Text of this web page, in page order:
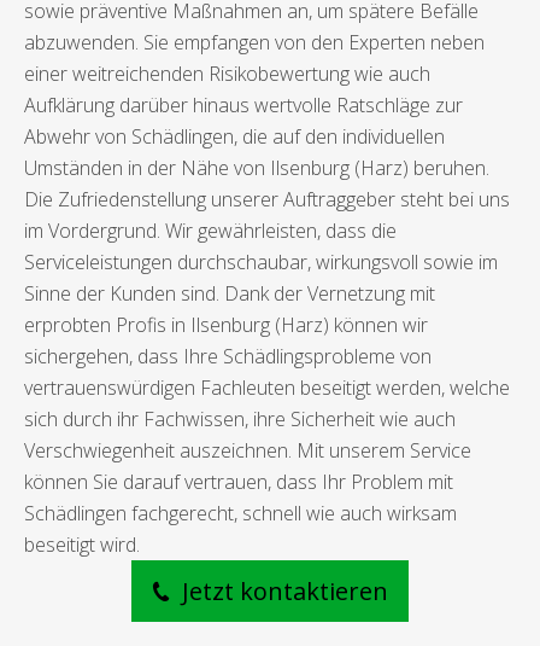
sowie präventive Maßnahmen an, um spätere Befälle
abzuwenden. Sie empfangen von den Experten neben
einer weitreichenden Risikobewertung wie auch
Aufklärung darüber hinaus wertvolle Ratschläge zur
Abwehr von Schädlingen, die auf den individuellen
Umständen in der Nähe von Ilsenburg (Harz) beruhen.
Die Zufriedenstellung unserer Auftraggeber steht bei uns
im Vordergrund. Wir gewährleisten, dass die
Serviceleistungen durchschaubar, wirkungsvoll sowie im
Sinne der Kunden sind. Dank der Vernetzung mit
erprobten Profis in Ilsenburg (Harz) können wir
sichergehen, dass Ihre Schädlingsprobleme von
vertrauenswürdigen Fachleuten beseitigt werden, welche
sich durch ihr Fachwissen, ihre Sicherheit wie auch
Verschwiegenheit auszeichnen. Mit unserem Service
können Sie darauf vertrauen, dass Ihr Problem mit
Schädlingen fachgerecht, schnell wie auch wirksam
beseitigt wird.
Jetzt kontaktieren